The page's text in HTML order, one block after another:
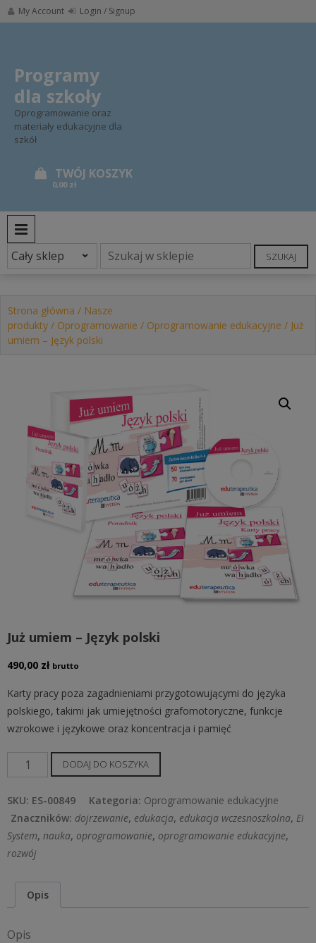
Skip
to
My Account Login / Signup
Programy
dla szkoły
Oprogramowanie oraz
materiały edukacyjne dla
szkół
0,00 zł
SZUKAJ
Strona główna / Nasze
produkty / Oprogramowanie / Oprogramowanie edukacyjne / Już
umiem – Język polski
Już umiem – Język polski
490,00 zł brutto
Karty pracy poza zagadnieniami przygotowującymi do języka
polskiego, takimi jak umiejętności grafomotoryczne, funkcje
wzrokowe i językowe oraz koncentracja i pamięć
ilość
Już
umiem
–
Język
polski
DODAJ DO KOSZYKA
SKU: ES-00849 Kategoria: Oprogramowanie edukacyjne
Znaczników: dojrzewanie, edukacja, edukacja wczesnoszkolna, Ei
System, nauka, oprogramowanie, oprogramowanie edukacyjne,
rozwój
Opis
Opis